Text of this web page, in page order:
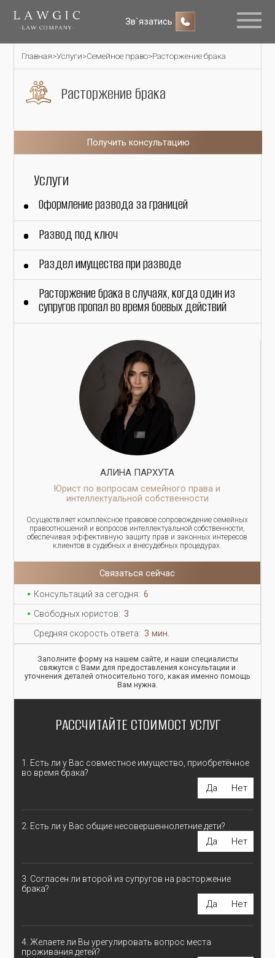
Зв`язатись
Главная>Услуги>Семейное право>Расторжение брака
Расторжение брака
Получить консультацию
Услуги
Оформление развода за границей
Развод под ключ
Раздел имущества при разводе
Расторжение брака в случаях, когда один из
супругов пропал во время боевых действий
АЛИНА ПАРХУТА
Юрист по вопросам семейного права и
интеллектуальной собственности
Осуществляет комплексное правовое сопровождение семейных
правоотношений и вопросов интеллектуальной собственности,
обеспечивая эффективную защиту прав и законных интересов
клиентов в судебных и внесудебных процедурах.
Связаться сейчас
Консультаций за сегодня: 6
Свободных юристов: 3
Средняя скорость ответа: 3 мин.
Заполните форму на нашем сайте, и наши специалисты
свяжутся с Вами для предоставления консультации и
уточнения деталей относительно того, какая именно помощь
Вам нужна.
РАССЧИТАЙТЕ СТОИМОСТ УСЛУГ
1. Есть ли у Вас совместное имущество, приобретённое
во время брака?
Да Нет
2. Есть ли у Вас общие несовершеннолетние дети?
Да Нет
3. Согласен ли второй из супругов на расторжение
брака?
Да Нет
4. Желаете ли Вы урегулировать вопрос места
проживания детей?